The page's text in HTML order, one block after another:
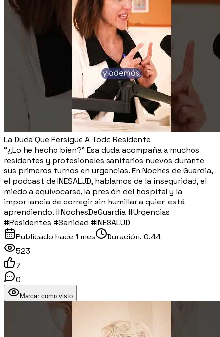
La Duda Que Persigue A Todo Residente
“¿Lo he hecho bien?” Esa duda acompaña a muchos
residentes y profesionales sanitarios nuevos durante
sus primeros turnos en urgencias. En Noches de Guardia,
el podcast de INESALUD, hablamos de la inseguridad, el
miedo a equivocarse, la presión del hospital y la
importancia de corregir sin humillar a quien está
aprendiendo. #NochesDeGuardia #Urgencias
#Residentes #Sanidad #INESALUD
Publicado hace 1 mes Duración: 0:44
523
7
0
Marcar como visto